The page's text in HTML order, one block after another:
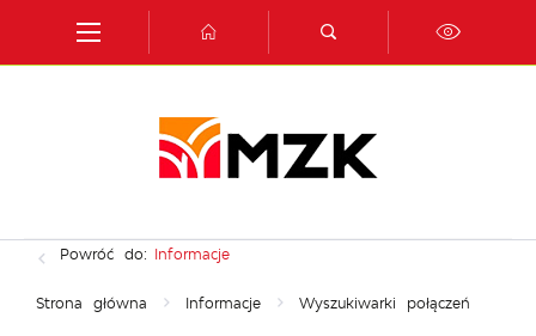
Przejdź do wyszukiwarki.
Przejdź do ustawień wielkości czcionki.
Włącz wersję kontrastową strony.
Powróć do: Informacje
Strona główna Informacje Wyszukiwarki połączeń